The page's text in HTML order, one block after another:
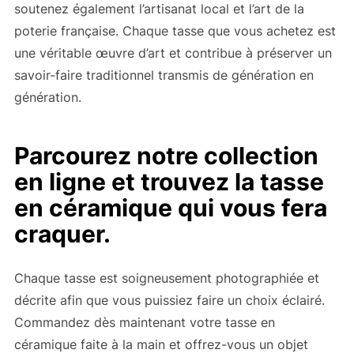
soutenez également l’artisanat local et l’art de la
poterie française. Chaque tasse que vous achetez est
une véritable œuvre d’art et contribue à préserver un
savoir-faire traditionnel transmis de génération en
génération.
Parcourez notre collection
en ligne et trouvez la tasse
en céramique qui vous fera
craquer.
Chaque tasse est soigneusement photographiée et
décrite afin que vous puissiez faire un choix éclairé.
Commandez dès maintenant votre tasse en
céramique faite à la main et offrez-vous un objet